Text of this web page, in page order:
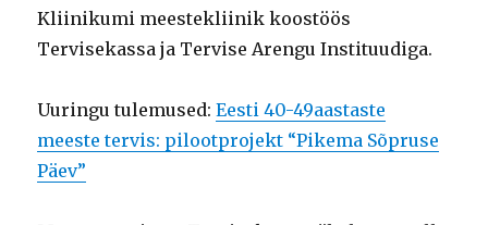
Kliinikumi meestekliinik koostöös
Tervisekassa ja Tervise Arengu Instituudiga.
Uuringu tulemused:Eesti 40-49aastaste
meeste tervis: pilootprojekt “Pikema Sõpruse
Päev”